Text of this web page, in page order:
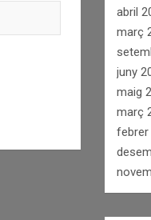
abril
març
juny
maig
març
febrer